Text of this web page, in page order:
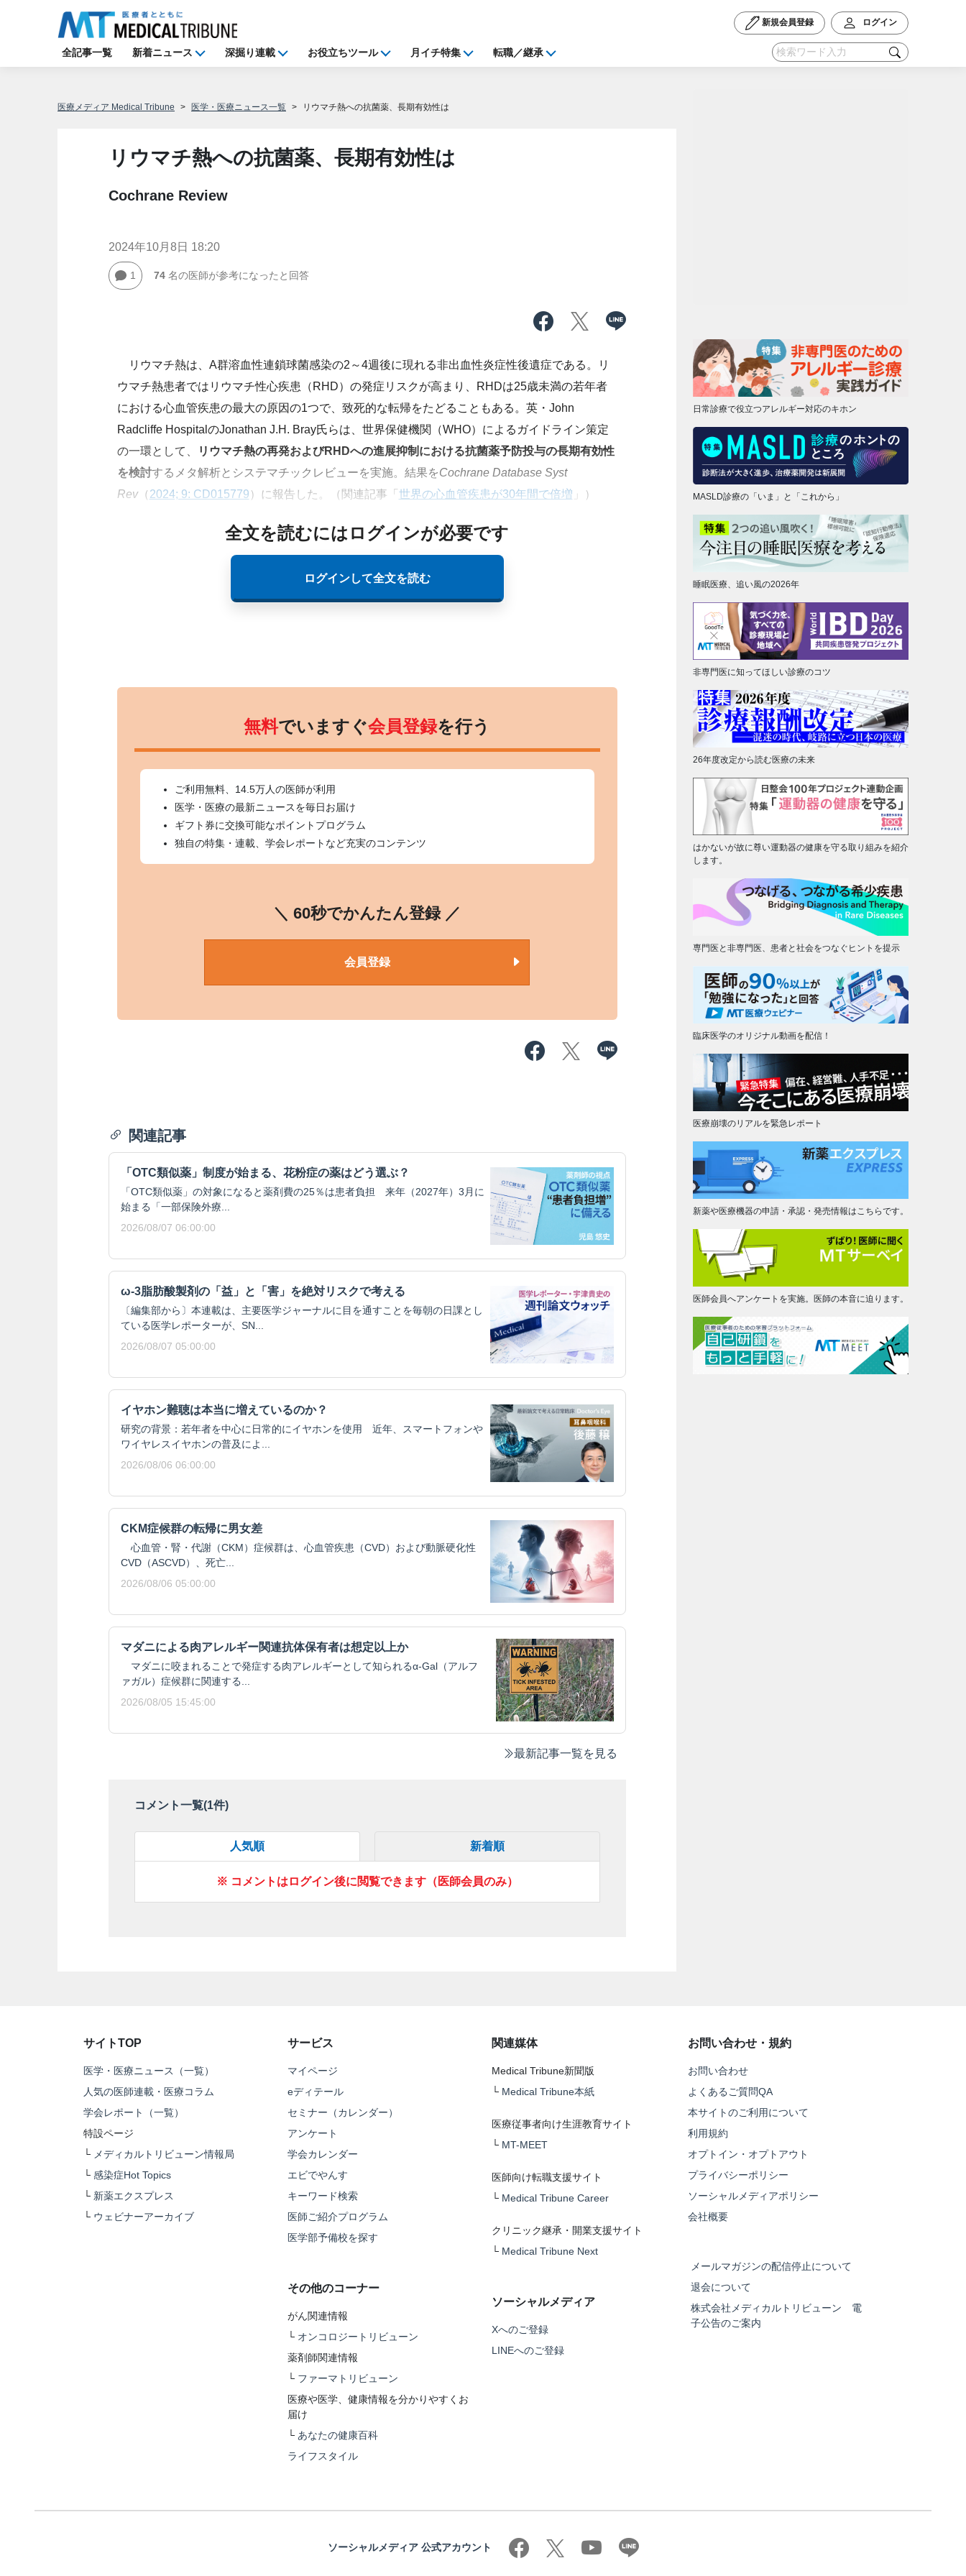
新規会員登録 ログイン
全記事一覧 新着ニュース 深掘り連載 お役立ちツール 月イチ特集 転職／継承
医療メディア Medical Tribune 医学・医療ニュース一覧 リウマチ熱への抗菌薬、長期有効性は
リウマチ熱への抗菌薬、長期有効性は
Cochrane Review
2024年10月8日 18:20
1 74名の医師が参考になったと回答
リウマチ熱は、A群溶血性連鎖球菌感染の2～4週後に現れる非出血性炎症性後遺症である。リ
ウマチ熱患者ではリウマチ性心疾患（RHD）の発症リスクが高まり、RHDは25歳未満の若年者
における心血管疾患の最大の原因の1つで、致死的な転帰をたどることもある。英・John
Radcliffe HospitalのJonathan J.H. Bray氏らは、世界保健機関（WHO）によるガイドライン策定
の一環として、
リウマチ熱の再発およびRHDへの進展抑制における抗菌薬予防投与の長期有効性
を検討するメタ解析とシステマチックレビューを実施。結果をCochrane Database Syst
Rev（ 2024; 9: CD015779 ）に報告した。（関連記事「 世界の心血管疾患が30年間で倍増 」）
全文を読むにはログインが必要です
ログインして全文を読む
無料でいますぐ会員登録を行う
ご利用無料、14.5万人の医師が利用
医学・医療の最新ニュースを毎日お届け
ギフト券に交換可能なポイントプログラム
独自の特集・連載、学会レポートなど充実のコンテンツ
＼ 60秒でかんたん登録 ／
会員登録
関連記事
「OTC類似薬」制度が始まる、花粉症の薬はどう選ぶ？
「OTC類似薬」の対象になると薬剤費の25％は患者負担 来年（2027年）3月に
始まる「一部保険外療...
2026/08/07 06:00:00
ω-3脂肪酸製剤の「益」と「害」を絶対リスクで考える
〔編集部から〕本連載は、主要医学ジャーナルに目を通すことを毎朝の日課とし
ている医学レポーターが、SN...
2026/08/07 05:00:00
イヤホン難聴は本当に増えているのか？
研究の背景：若年者を中心に日常的にイヤホンを使用 近年、スマートフォンや
ワイヤレスイヤホンの普及によ...
2026/08/06 06:00:00
CKM症候群の転帰に男女差
心血管・腎・代謝（CKM）症候群は、心血管疾患（CVD）および動脈硬化性
CVD（ASCVD）、死亡...
2026/08/06 05:00:00
マダニによる肉アレルギー関連抗体保有者は想定以上か
マダニに咬まれることで発症する肉アレルギーとして知られるα-Gal（アルフ
ァガル）症候群に関連する...
2026/08/05 15:45:00
最新記事一覧を見る
コメント一覧(1件)
人気順 新着順
※ コメントはログイン後に閲覧できます（医師会員のみ）
日常診療で役立つアレルギー対応のキホン
MASLD診療の「いま」と「これから」
睡眠医療、追い風の2026年
非専門医に知ってほしい診療のコツ
26年度改定から読む医療の未来
はかないが故に尊い運動器の健康を守る取り組みを紹介
します。
専門医と非専門医、患者と社会をつなぐヒントを提示
臨床医学のオリジナル動画を配信！
医療崩壊のリアルを緊急レポート
新薬や医療機器の申請・承認・発売情報はこちらです。
医師会員へアンケートを実施。医師の本音に迫ります。
サイトTOP
医学・医療ニュース（一覧）
人気の医師連載・医療コラム
学会レポート（一覧）
特設ページ
└ メディカルトリビューン情報局
└ 感染症Hot Topics
└ 新薬エクスプレス
└ ウェビナーアーカイブ
サービス
マイページ
eディテール
セミナー（カレンダー）
アンケート
学会カレンダー
エビでやんす
キーワード検索
医師ご紹介プログラム
医学部予備校を探す
その他のコーナー
がん関連情報
└ オンコロジートリビューン
薬剤師関連情報
└ ファーマトリビューン
医療や医学、健康情報を分かりやすくお
届け
└ あなたの健康百科
ライフスタイル
関連媒体
Medical Tribune新聞版
└ Medical Tribune本紙
医療従事者向け生涯教育サイト
└ MT-MEET
医師向け転職支援サイト
└ Medical Tribune Career
クリニック継承・開業支援サイト
└ Medical Tribune Next
ソーシャルメディア
Xへのご登録
LINEへのご登録
お問い合わせ・規約
お問い合わせ
よくあるご質問QA
本サイトのご利用について
利用規約
オプトイン・オプトアウト
プライバシーポリシー
ソーシャルメディアポリシー
会社概要
メールマガジンの配信停止について
退会について
株式会社メディカルトリビューン 電
子公告のご案内
ソーシャルメディア 公式アカウント